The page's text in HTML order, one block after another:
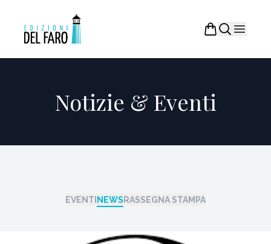
Notizie & Eventi
EVENTI NEWS RASSEGNA STAMPA